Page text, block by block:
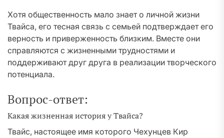
Хотя общественность мало знает о личной жизни
Твайса, его тесная связь с семьей подтверждает его
верность и приверженность близким. Вместе они
справляются с жизненными трудностями и
поддерживают друг друга в реализации творческого
потенциала.
Вопрос-ответ:
Какая жизненная история у Твайса?
Твайс, настоящее имя которого Чехунцев Кир